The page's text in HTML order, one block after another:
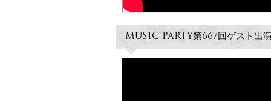
MUSIC PARTY第667回ゲスト出